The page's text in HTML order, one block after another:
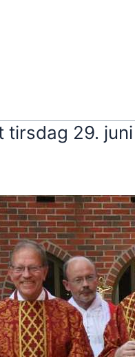
tirsdag 29. juni